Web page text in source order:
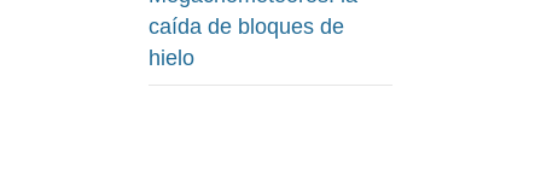
caída de bloques de
hielo